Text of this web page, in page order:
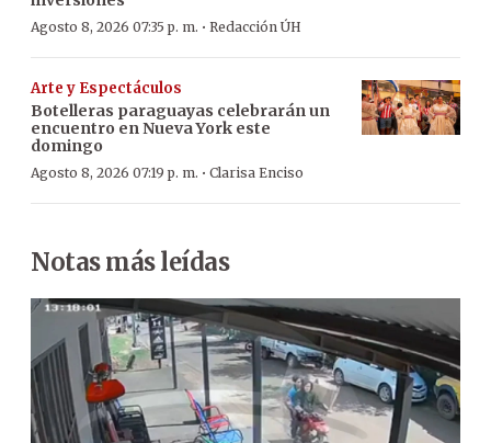
Agosto 8, 2026 07:35 p. m. · Redacción ÚH
Arte y Espectáculos
Botelleras paraguayas celebrarán un
encuentro en Nueva York este
domingo
Agosto 8, 2026 07:19 p. m. · Clarisa Enciso
Notas más leídas